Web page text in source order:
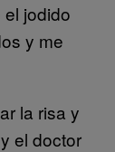
jodido
y me
la risa y
el doctor